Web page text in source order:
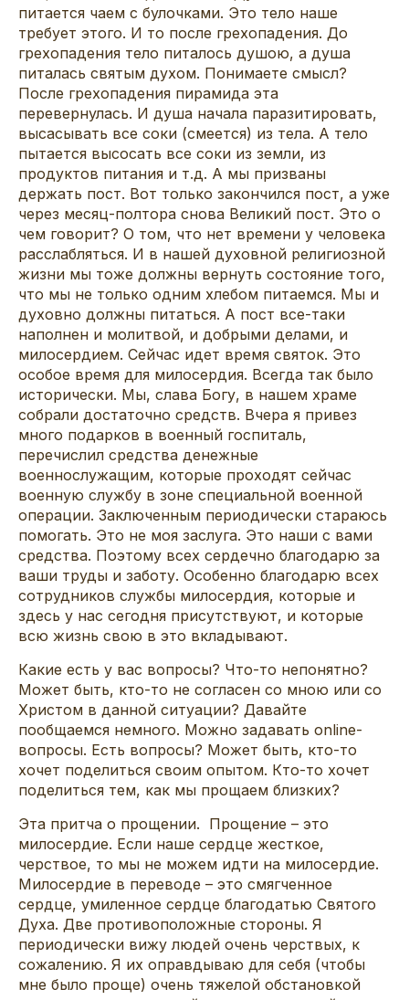
питается чаем с булочками. Это тело наше
требует этого. И то после грехопадения. До
грехопадения тело питалось душою, а душа
питалась святым духом. Понимаете смысл?
После грехопадения пирамида эта
перевернулась. И душа начала паразитировать,
высасывать все соки (смеется) из тела. А тело
пытается высосать все соки из земли, из
продуктов питания и т.д. А мы призваны
держать пост. Вот только закончился пост, а уже
через месяц-полтора снова Великий пост. Это о
чем говорит? О том, что нет времени у человека
расслабляться. И в нашей духовной религиозной
жизни мы тоже должны вернуть состояние того,
что мы не только одним хлебом питаемся. Мы и
духовно должны питаться. А пост все-таки
наполнен и молитвой, и добрыми делами, и
милосердием. Сейчас идет время святок. Это
особое время для милосердия. Всегда так было
исторически. Мы, слава Богу, в нашем храме
собрали достаточно средств. Вчера я привез
много подарков в военный госпиталь,
перечислил средства денежные
военнослужащим, которые проходят сейчас
военную службу в зоне специальной военной
операции. Заключенным периодически стараюсь
помогать. Это не моя заслуга. Это наши с вами
средства. Поэтому всех сердечно благодарю за
ваши труды и заботу. Особенно благодарю всех
сотрудников службы милосердия, которые и
здесь у нас сегодня присутствуют, и которые
всю жизнь свою в это вкладывают.
Какие есть у вас вопросы? Что-то непонятно?
Может быть, кто-то не согласен со мною или со
Христом в данной ситуации? Давайте
пообщаемся немного. Можно задавать online-
вопросы. Есть вопросы? Может быть, кто-то
хочет поделиться своим опытом. Кто-то хочет
поделиться тем, как мы прощаем близких?
Эта притча о прощении. Прощение – это
милосердие. Если наше сердце жесткое,
черствое, то мы не можем идти на милосердие.
Милосердие в переводе – это смягченное
сердце, умиленное сердце благодатью Святого
Духа. Две противоположные стороны. Я
периодически вижу людей очень черствых, к
сожалению. Я их оправдываю для себя (чтобы
мне было проще) очень тяжелой обстановкой